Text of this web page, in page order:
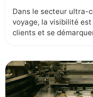
Dans le secteur ultra-
voyage, la visibilité
clients et se
tarifs et la
dans les résultats de
Maps et […]